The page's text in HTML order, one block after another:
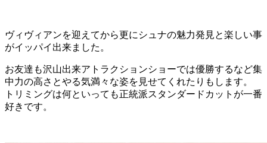
ヴィヴィアンを迎えてから更にシュナの魅力発見と楽しい事
がイッパイ出来ました。
お友達も沢山出来アトラクションショーでは優勝するなど集
中力の高さとやる気満々な姿を見せてくれたりもします。
トリミングは何といっても正統派スタンダードカットが一番
好きです。